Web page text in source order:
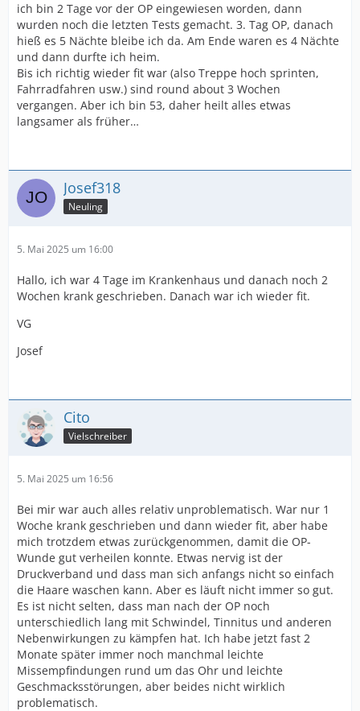
ich bin 2 Tage vor der OP eingewiesen worden, dann
wurden noch die letzten Tests gemacht. 3. Tag OP, danach
hieß es 5 Nächte bleibe ich da. Am Ende waren es 4 Nächte
und dann durfte ich heim.
Bis ich richtig wieder fit war (also Treppe hoch sprinten,
Fahrradfahren usw.) sind round about 3 Wochen
vergangen. Aber ich bin 53, daher heilt alles etwas
langsamer als früher…
Josef318
Neuling
5. Mai 2025 um 16:00
Hallo, ich war 4 Tage im Krankenhaus und danach noch 2
Wochen krank geschrieben. Danach war ich wieder fit.
VG
Josef
Cito
Vielschreiber
5. Mai 2025 um 16:56
Bei mir war auch alles relativ unproblematisch. War nur 1
Woche krank geschrieben und dann wieder fit, aber habe
mich trotzdem etwas zurückgenommen, damit die OP-
Wunde gut verheilen konnte. Etwas nervig ist der
Druckverband und dass man sich anfangs nicht so einfach
die Haare waschen kann. Aber es läuft nicht immer so gut.
Es ist nicht selten, dass man nach der OP noch
unterschiedlich lang mit Schwindel, Tinnitus und anderen
Nebenwirkungen zu kämpfen hat. Ich habe jetzt fast 2
Monate später immer noch manchmal leichte
Missempfindungen rund um das Ohr und leichte
Geschmacksstörungen, aber beides nicht wirklich
problematisch.